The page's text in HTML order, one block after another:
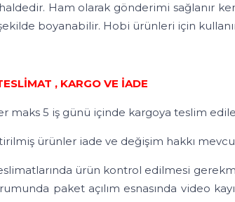
Ham olarak gönderimi sağlanır
boyanabilir. Hobi ürünleri için
, KARGO VE İADE
5 iş günü içinde kargoya teslim
ürünler iade ve değişim hakkı
ürün kontrol edilmesi
paket açılım esnasında video